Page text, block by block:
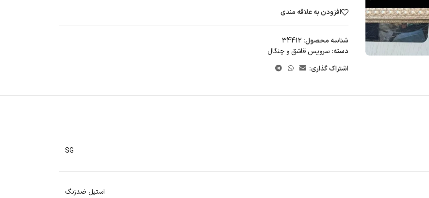
افزودن به علاقه مندی
شناسه محصول: 34412
دسته: سرویس قاشق و چنگال
اشتراک گذاری:
SG
استیل ضدزنگ